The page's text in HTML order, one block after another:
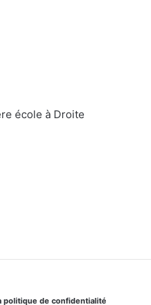
école à Droite
politique de confidentialité